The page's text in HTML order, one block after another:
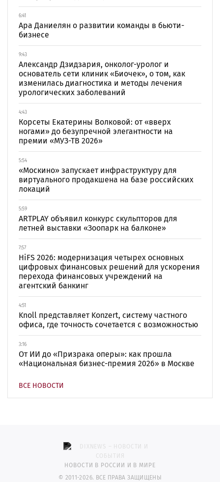
6:41
Ара Даниелян о развитии команды в бьюти-
бизнесе
9:43
Александр Дзидзария, онколог-уролог и
основатель сети клиник «Биочек», о том, как
изменилась диагностика и методы лечения
урологических заболеваний
4:43
Корсеты Екатерины Волковой: от «вверх
ногами» до безупречной элегантности на
премии «МУЗ-ТВ 2026»
5:54
«Москино» запускает инфраструктуру для
виртуального продакшена на базе российских
локаций
5:59
ARTPLAY объявил конкурс скульпторов для
летней выставки «Зоопарк на балконе»
7:57
HiFS 2026: модернизация четырех основных
цифровых финансовых решений для ускорения
перехода финансовых учреждений на
агентский банкинг
4:51
Knoll представляет Konzert, систему частного
офиса, где точность сочетается с возможностью
3:16
От ИИ до «Призрака оперы»: как прошла
«Национальная бизнес-премия 2026» в Москве
ВСЕ НОВОСТИ
НОВОСТИ В РОССИИ И В МИРЕ
© 2011-2026. ВСЕ ПРАВА ЗАЩИЩЕНЫ